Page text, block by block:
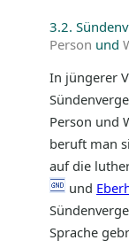
3.2.
Person und
In jüngerer
Person und
beruft man
auf die
und
Sprache